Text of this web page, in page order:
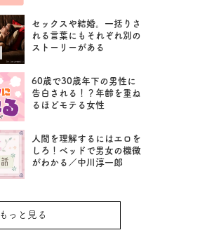
セックスや結婚。一括りさ
れる言葉にもそれぞれ別の
ストーリーがある
60歳で30歳年下の男性に
告白される！？年齢を重ね
るほどモテる女性
人間を理解するにはエロを
しろ！ベッドで男女の機微
がわかる／中川淳一郎
もっと見る